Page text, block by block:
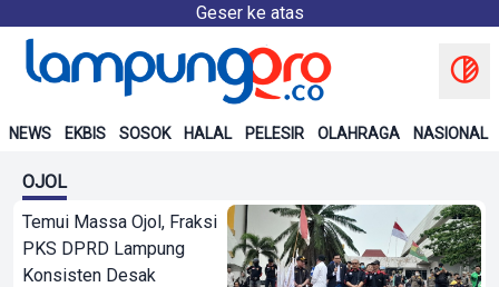
Geser ke atas
NEWS EKBIS SOSOK HALAL PELESIR OLAHRAGA NASIONAL
OJOL
Temui Massa Ojol, Fraksi
PKS DPRD Lampung
Konsisten Desak